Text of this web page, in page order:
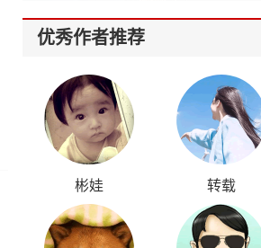
优秀作者推荐
彬娃 转载